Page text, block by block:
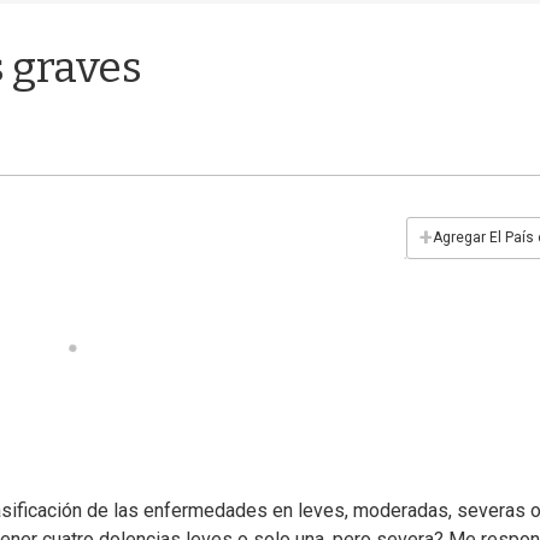
graves
+Agregar El País
de las enfermedades en leves, moderadas, severas o